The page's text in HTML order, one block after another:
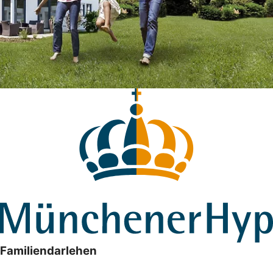
Familiendarlehen